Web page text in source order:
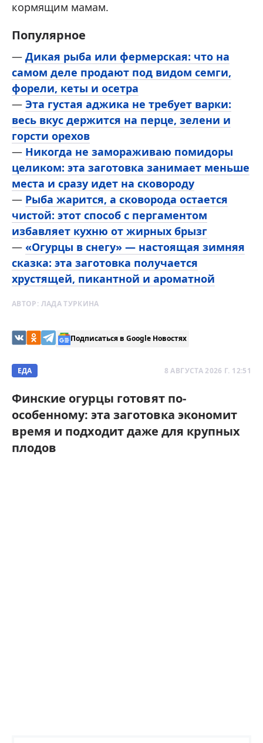
кормящим мамам.
Популярное
— Дикая рыба или фермерская: что на
самом деле продают под видом семги,
форели, кеты и осетра
— Эта густая аджика не требует варки:
весь вкус держится на перце, зелени и
горсти орехов
— Никогда не замораживаю помидоры
целиком: эта заготовка занимает меньше
места и сразу идет на сковороду
— Рыба жарится, а сковорода остается
чистой: этот способ с пергаментом
избавляет кухню от жирных брызг
— «Огурцы в снегу» — настоящая зимняя
сказка: эта заготовка получается
хрустящей, пикантной и ароматной
АВТОР: ЛАДА ТУРКИНА
Подписаться в Google Новостях
ЕДА 8 АВГУСТА 2026 Г. 12:51
Финские огурцы готовят по-
особенному: эта заготовка экономит
время и подходит даже для крупных
плодов